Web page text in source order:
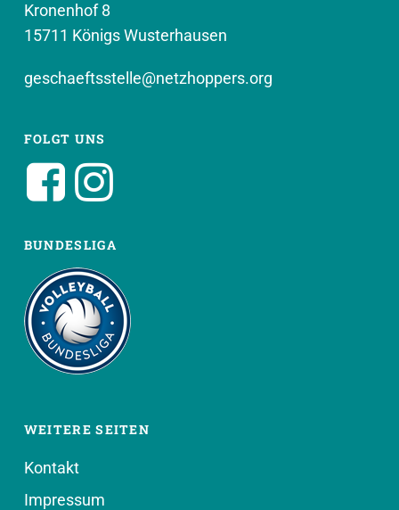
Kronenhof 8
15711 Königs Wusterhausen
geschaeftsstelle@netzhoppers.org
FOLGT UNS
BUNDESLIGA
WEITERE SEITEN
Kontakt
Impressum